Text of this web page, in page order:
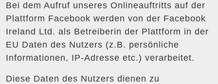
Bei dem Aufruf unseres Onlineauftritts auf der
Plattform Facebook werden von der Facebook
Ireland Ltd. als Betreiberin der Plattform in der
EU Daten des Nutzers (z.B. persönliche
Informationen, IP-Adresse etc.) verarbeitet.
Diese Daten des Nutzers dienen zu